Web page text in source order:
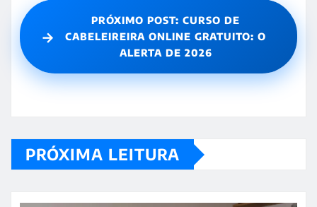
→
PRÓXIMO POST: CURSO DE
CABELEIREIRA ONLINE GRATUITO: O
ALERTA DE 2026
PRÓXIMA LEITURA